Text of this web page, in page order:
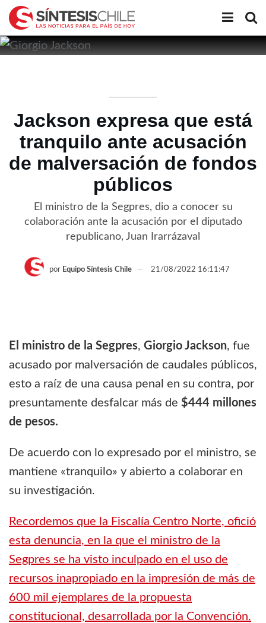
Jackson expresa que está
tranquilo ante acusación
de malversación de fondos
públicos
El ministro de la Segpres, dio a conocer su
colaboración ante la acusación por el diputado
republicano, Juan Irarrázaval
por Equipo Síntesis Chile 21/08/2022 16:11:47
El ministro de la Segpres, Giorgio Jackson, fue
acusado por malversación de caudales públicos,
esto a raíz de una causa penal en su contra, por
presuntamente desfalcar más de $444 millones
de pesos.
De acuerdo con lo expresado por el ministro, se
mantiene «tranquilo» y abierto a colaborar en
su investigación.
Recordemos que la Fiscalía Centro Norte, ofició
esta denuncia, en la que el ministro de la
Segpres se ha visto inculpado en el uso de
recursos inapropiado en la impresión de más de
600 mil ejemplares de la propuesta
constitucional, desarrollada por la Convención.